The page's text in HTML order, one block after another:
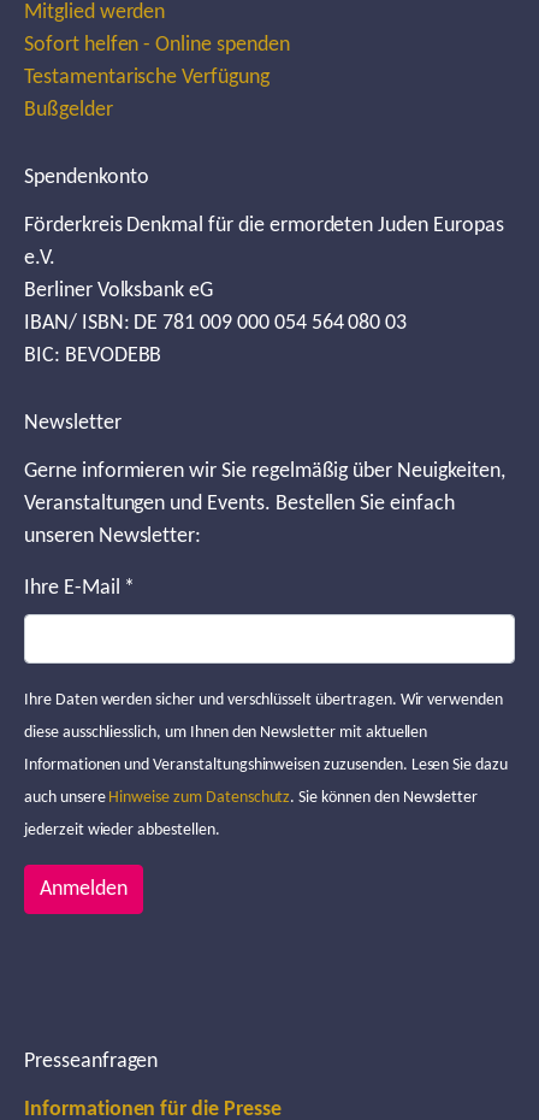
Mitglied werden
Sofort helfen - Online spenden
Testamentarische Verfügung
Bußgelder
Spendenkonto
Förderkreis Denkmal für die ermordeten Juden Europas
e.V.
Berliner Volksbank eG
IBAN/ ISBN: DE 781 009 000 054 564 080 03
BIC: BEVODEBB
Newsletter
Gerne informieren wir Sie regelmäßig über Neuigkeiten,
Veranstaltungen und Events. Bestellen Sie einfach
unseren Newsletter:
Ihre E-Mail *
Ihre Daten werden sicher und verschlüsselt übertragen. Wir verwenden
diese ausschliesslich, um Ihnen den Newsletter mit aktuellen
Informationen und Veranstaltungshinweisen zuzusenden. Lesen Sie dazu
auch unsere Hinweise zum Datenschutz. Sie können den Newsletter
jederzeit wieder abbestellen.
Anmelden
Presseanfragen
Informationen für die Presse